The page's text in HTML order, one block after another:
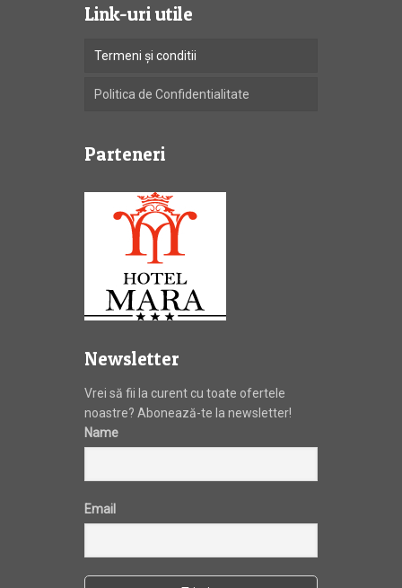
Link-uri utile
Termeni și conditii
Politica de Confidentialitate
Parteneri
Newsletter
Vrei să fii la curent cu toate ofertele
noastre? Abonează-te la newsletter!
Name
Email